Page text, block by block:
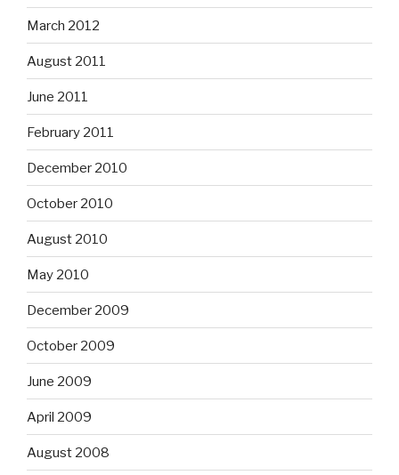
March 2012
August 2011
June 2011
February 2011
December 2010
October 2010
August 2010
May 2010
December 2009
October 2009
June 2009
April 2009
August 2008